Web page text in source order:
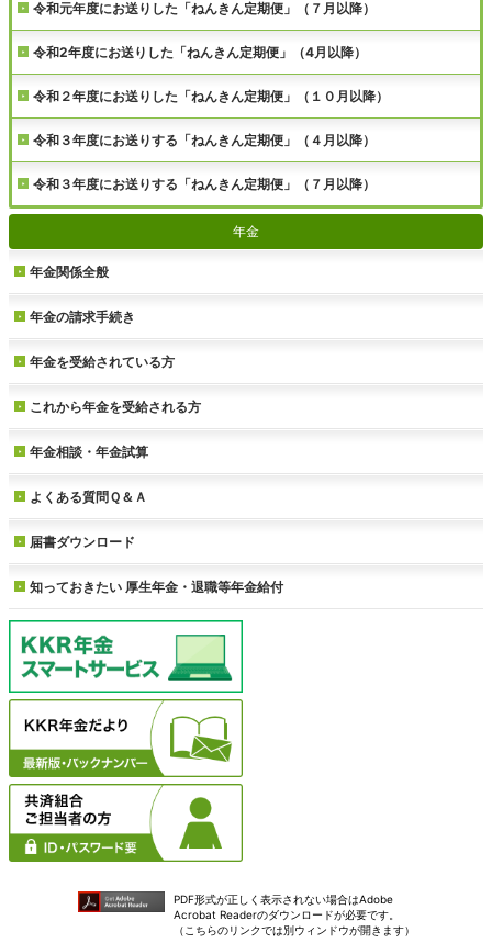
令和元年度にお送りした「ねんきん定期便」（７月以降）
令和2年度にお送りした「ねんきん定期便」（4月以降）
令和２年度にお送りした「ねんきん定期便」（１０月以降）
令和３年度にお送りする「ねんきん定期便」（４月以降）
令和３年度にお送りする「ねんきん定期便」（７月以降）
年金
年金関係全般
年金の請求手続き
年金を受給されている方
これから年金を受給される方
年金相談・年金試算
よくある質問Ｑ＆Ａ
届書ダウンロード
知っておきたい 厚生年金・退職等年金給付
PDF形式が正しく表示されない場合はAdobe
Acrobat Readerのダウンロードが必要です。
（こちらのリンクでは別ウィンドウが開きます）